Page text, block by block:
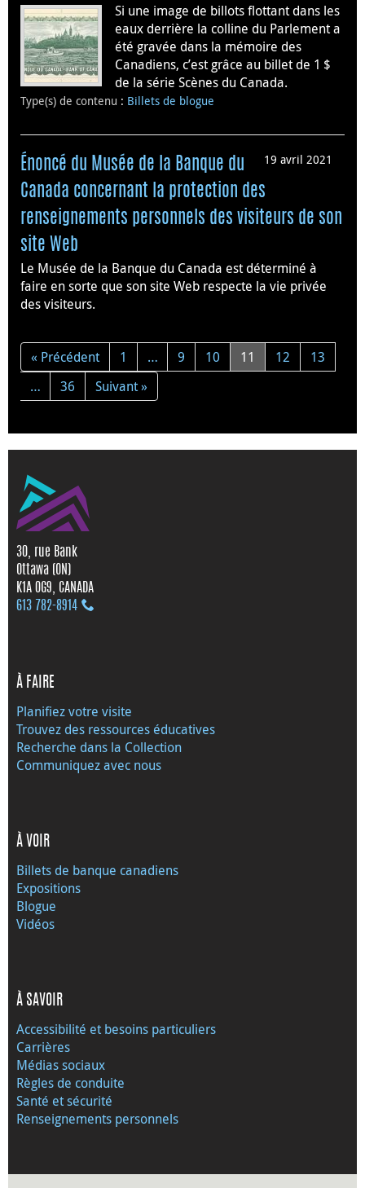
Si une image de billots flottant dans les
eaux derrière la colline du Parlement a
été gravée dans la mémoire des
Canadiens, c’est grâce au billet de 1 $
de la série Scènes du Canada.
Type(s) de contenu : Billets de blogue
19 avril 2021
Énoncé du Musée de la Banque du
Canada concernant la protection des
renseignements personnels des visiteurs de son
site Web
Le Musée de la Banque du Canada est déterminé à
faire en sorte que son site Web respecte la vie privée
des visiteurs.
« Précédent 1 … 9 10 11 12
13
…
36 Suivant »
30, rue Bank
Ottawa (ON)
K1A 0G9, CANADA
613 782‑8914
À FAIRE
Planifiez votre visite
Trouvez des ressources éducatives
Recherche dans la Collection
Communiquez avec nous
À VOIR
Billets de banque canadiens
Expositions
Blogue
Vidéos
À SAVOIR
Accessibilité et besoins particuliers
Carrières
Médias sociaux
Règles de conduite
Santé et sécurité
Renseignements personnels